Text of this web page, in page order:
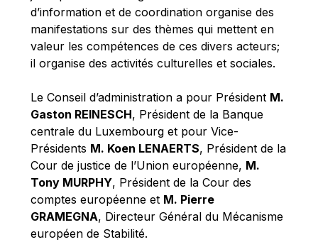
Nobuo Tanaka
Otmar Issing
Paolo Mengozzi
Paschal Donohoe
Pat Cox
Patrizia Nanz
Philippe Maystadt
Pierre Gramegna
Richard Pelly
Robert Goebbels
Robert REYNDERS
d’information et de coordination organise des
manifestations sur des thèmes qui mettent en
valeur les compétences de ces divers acteurs;
il organise des activités culturelles et sociales.
Le Conseil d’administration a pour Président M.
Gaston REINESCH, Président de la Banque
centrale du Luxembourg et pour Vice-
Présidents M. Koen LENAERTS, Président de la
Cour de justice de l’Union européenne, M.
Tony MURPHY, Président de la Cour des
comptes européenne et M. Pierre
GRAMEGNA, Directeur Général du Mécanisme
européen de Stabilité.